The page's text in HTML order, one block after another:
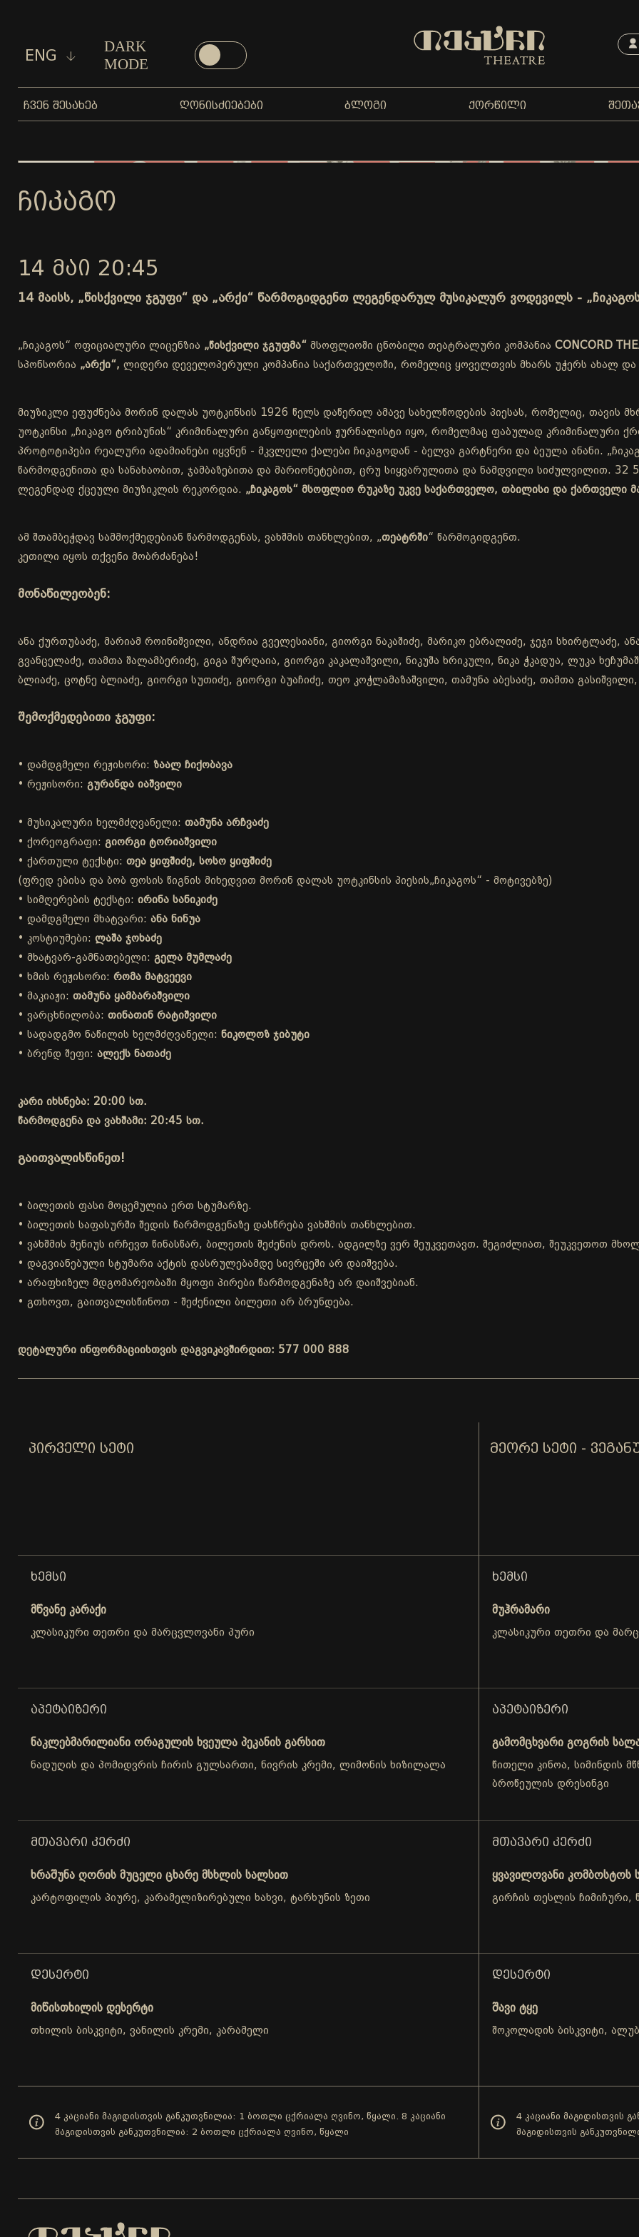
ENG
DARK
MODE
ᲩᲕᲔᲜ ᲨᲔᲡᲐᲮᲔᲑ ᲦᲝᲜᲘᲡᲫᲘᲔᲑᲔᲑᲘ ᲑᲚᲝᲒᲘ ᲥᲝᲠᲬᲘᲚᲘ
ᲩᲘᲙᲐᲒᲝ
14 ᲛᲐᲘ 20:45
14 მაისს, „წისქვილი ჯგუფი“ და „არქი“ წარმოგიდგენთ ლეგენდარულ მუსიკალურ ვოდევილს -
„ჩიკაგოს“ ოფიციალური ლიცენზია „წისქვილი ჯგუფმა“ მსოფლიოში ცნობილი თეატრალური კომპანია CONCORD
სპონსორია „არქი“, ლიდერი დეველოპერული კომპანია საქართველოში, რომელიც ყოველთვის მხარს უჭერს ახალ და
მიუზიკლი ეფუძნება მორინ დალას უოტკინსის 1926 წელს დაწერილ ამავე სახელწოდების პიესას, რომელიც, თავის
უოტკინსი „ჩიკაგო ტრიბუნის“ კრიმინალური განყოფილების ჟურნალისტი იყო, რომელმაც ფაბულად კრიმინალური
პროტოტიპები რეალური ადამიანები იყვნენ - მკვლელი ქალები ჩიკაგოდან - ბელვა გარტნერი და ბეულა ანანი.
წარმოდგენითა და სანახაობით, ჯამბაზებითა და მარიონეტებით, ცრუ სიყვარულითა და ნამდვილი სიძულვილით. 32
ლეგენდად ქცეული მიუზიკლის რეკორდია. „ჩიკაგოს“ მსოფლიო რუკაზე უკვე საქართველო, თბილისი და ქართველი
ამ შთამბეჭდავ სამმოქმედებიან წარმოდგენას, ვახშმის თანხლებით, „თეატრში“ წარმოგიდგენთ.
კეთილი იყოს თქვენი მობრძანება!
მონაწილეობენ:
ანა ქურთუბაძე, მარიამ როინიშვილი, ანდრია გველესიანი, გიორგი ნაკაშიძე, მარიკო ებრალიძე, ჯეჯი სხირტლაძე,
გვანცელაძე, თამთა შალამბერიძე, გიგა შურღაია, გიორგი კაკალაშვილი, ნიკუშა ხრიკული, ნიკა ჭკადუა, ლუკა
ბლიაძე, ცოტნე ბლიაძე, გიორგი სუთიძე, გიორგი ბუაჩიძე, თეო კოჭლამაზაშვილი, თამუნა აბესაძე, თამთა გასიშვილი,
შემოქმედებითი ჯგუფი:
• დამდგმელი რეჟისორი: ზაალ ჩიქობავა
• რეჟისორი: გურანდა იაშვილი
• მუსიკალური ხელმძღვანელი: თამუნა არჩვაძე
• ქორეოგრაფი: გიორგი ტორიაშვილი
• ქართული ტექსტი: თეა ყიფშიძე, სოსო ყიფშიძე
(ფრედ ებისა და ბობ ფოსის წიგნის მიხედვით მორინ დალას უოტკინსის პიესის„ჩიკაგოს“ - მოტივებზე)
• სიმღერების ტექსტი: ირინა სანიკიძე
• დამდგმელი მხატვარი: ანა ნინუა
• კოსტიუმები: ლაშა ჯოხაძე
• მხატვარ-გამნათებელი: გელა მუმლაძე
• ხმის რეჟისორი: რომა მატვეევი
• მაკიაჟი: თამუნა ყამბარაშვილი
• ვარცხნილობა: თინათინ რატიშვილი
• სადადგმო ნაწილის ხელმძღვანელი: ნიკოლოზ ჯიბუტი
• ბრენდ შეფი: ალექს ნათაძე
კარი იხსნება: 20:00 სთ.
წარმოდგენა და ვახშამი: 20:45 სთ.
გაითვალისწინეთ!
• ბილეთის ფასი მოცემულია ერთ სტუმარზე.
• ბილეთის საფასურში შედის წარმოდგენაზე დასწრება ვახშმის თანხლებით.
• ვახშმის მენიუს ირჩევთ წინასწარ, ბილეთის შეძენის დროს. ადგილზე ვერ შეუკვეთავთ. შეგიძლიათ, შეუკვეთოთ
• დაგვიანებული სტუმარი აქტის დასრულებამდე სივრცეში არ დაიშვება.
• არაფხიზელ მდგომარეობაში მყოფი პირები წარმოდგენაზე არ დაიშვებიან.
• გთხოვთ, გაითვალისწინოთ - შეძენილი ბილეთი არ ბრუნდება.
დეტალური ინფორმაციისთვის დაგვიკავშირდით: 577 000 888
ᲞᲘᲠᲕᲔᲚᲘ ᲡᲔᲢᲘ
ᲮᲔᲛᲡᲘ
მწვანე კარაქი
კლასიკური თეთრი და მარცვლოვანი პური
ᲐᲞᲔᲢᲐᲘᲖᲔᲠᲘ
ნაკლებმარილიანი ორაგულის ხვეულა პეკანის გარსით
ნადუღის და პომიდვრის ჩირის გულსართი, ნივრის კრემი, ლიმონის ხიზილალა
ᲛᲗᲐᲕᲐᲠᲘ ᲙᲔᲠᲫᲘ
ხრაშუნა ღორის მუცელი ცხარე მსხლის სალსით
კარტოფილის პიურე, კარამელიზირებული ხახვი, ტარხუნის ზეთი
ᲓᲔᲡᲔᲠᲢᲘ
მიწისთხილის დესერტი
თხილის ბისკვიტი, ვანილის კრემი, კარამელი
4 კაციანი მაგიდისთვის განკუთვნილია: 1 ბოთლი ცქრიალა ღვინო, წყალი. 8 კაციანი
მაგიდისთვის განკუთვნილია: 2 ბოთლი ცქრიალა ღვინო, წყალი
ᲛᲔᲝᲠᲔ ᲡᲔᲢᲘ -
ᲮᲔᲛᲡᲘ
მუჰრამარი
კლასიკური თეთრი და
ᲐᲞᲔᲢᲐᲘᲖᲔᲠᲘ
გამომცხვარი გოგრის
წითელი კინოა, სიმინდის
ბროწეულის დრესინგი
ᲛᲗᲐᲕᲐᲠᲘ ᲙᲔᲠᲫᲘ
ყვავილოვანი კომბოსტოს
გირჩის თესლის ჩიმიჩური,
ᲓᲔᲡᲔᲠᲢᲘ
შავი ტყე
შოკოლადის ბისკვიტი,
4 კაციანი მაგიდისთვის
მაგიდისთვის